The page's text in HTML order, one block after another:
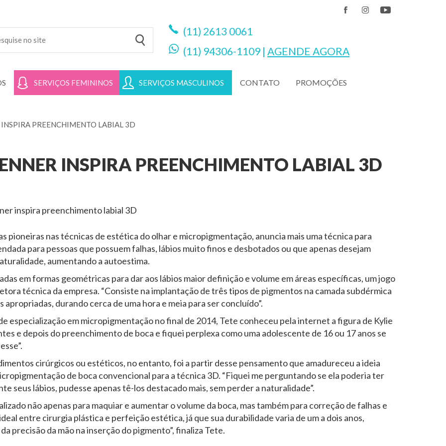
(11) 2613 0061
(11) 94306-1109 | AGENDE AGORA
SERVIÇOS FEMININOS SERVIÇOS MASCULINOS CONTATO PROMOÇÕES
INSPIRA PREENCHIMENTO LABIAL 3D
INSPIRA PREENCHIMENTO LABIAL 3D
pioneiras nas técnicas de estética do olhar e micropigmentação, anuncia mais uma técnica para
para pessoas que possuem falhas, lábios muito finos e desbotados ou que apenas desejam
aumentando a autoestima.
em formas geométricas para dar aos lábios maior definição e volume em áreas específicas, um jogo
técnica da empresa. “Consiste na implantação de três tipos de pigmentos na camada subdérmica
durando cerca de uma hora e meia para ser concluído”.
especialização em micropigmentação no final de 2014, Tete conheceu pela internet a figura de Kylie
e depois do preenchimento de boca e fiquei perplexa como uma adolescente de 16 ou 17 anos se
cirúrgicos ou estéticos, no entanto, foi a partir desse pensamento que amadureceu a ideia
de boca convencional para a técnica 3D. “Fiquei me perguntando se ela poderia ter
seus lábios, pudesse apenas tê-los destacado mais, sem perder a naturalidade”.
não apenas para maquiar e aumentar o volume da boca, mas também para correção de falhas e
entre cirurgia plástica e perfeição estética, já que sua durabilidade varia de um a dois anos,
precisão da mão na inserção do pigmento”, finaliza Tete.